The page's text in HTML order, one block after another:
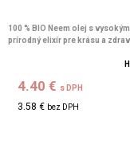
100 % BIO Neem olej s
prírodný elixír pre krásu a
4.40 € s DPH
3.58 € bez DPH